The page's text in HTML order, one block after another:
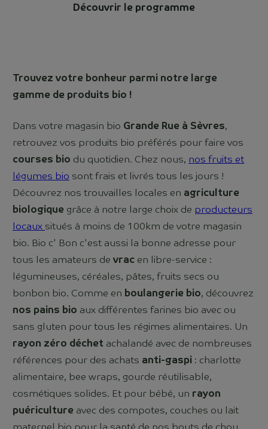
Découvrir le programme
Trouvez votre bonheur parmi notre large
gamme de produits bio !
Dans votre magasin bio Grande Rue à Sèvres,
retrouvez vos produits bio préférés pour faire vos
courses bio du quotidien. Chez nous, nos fruits et
légumes bio sont frais et livrés tous les jours !
Découvrez nos trouvailles locales en agriculture
biologique grâce à notre large choix de producteurs
locaux situés à moins de 100km de votre magasin
bio. Bio c' Bon c'est aussi la bonne adresse pour
tous les amateurs de vrac en libre-service :
légumineuses, céréales, pâtes, fruits secs ou
bonbon bio. Comme en boulangerie bio, découvrez
nos pains bio aux différentes farines bio avec ou
sans gluten pour tous les régimes alimentaires. Un
rayon zéro déchet achalandé avec de nombreuses
références pour des achats anti-gaspi : charlotte
alimentaire, bee wraps, gourde réutilisable,
cosmétiques solides. Et pour bébé, un rayon
puériculture avec des compotes, couches ou lait